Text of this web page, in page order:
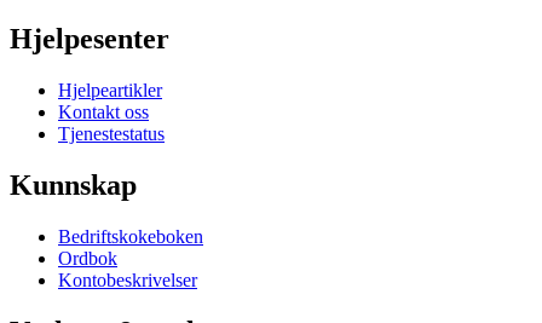
Hjelpesenter
Hjelpeartikler
Kontakt oss
Tjenestestatus
Kunnskap
Bedriftskokeboken
Ordbok
Kontobeskrivelser